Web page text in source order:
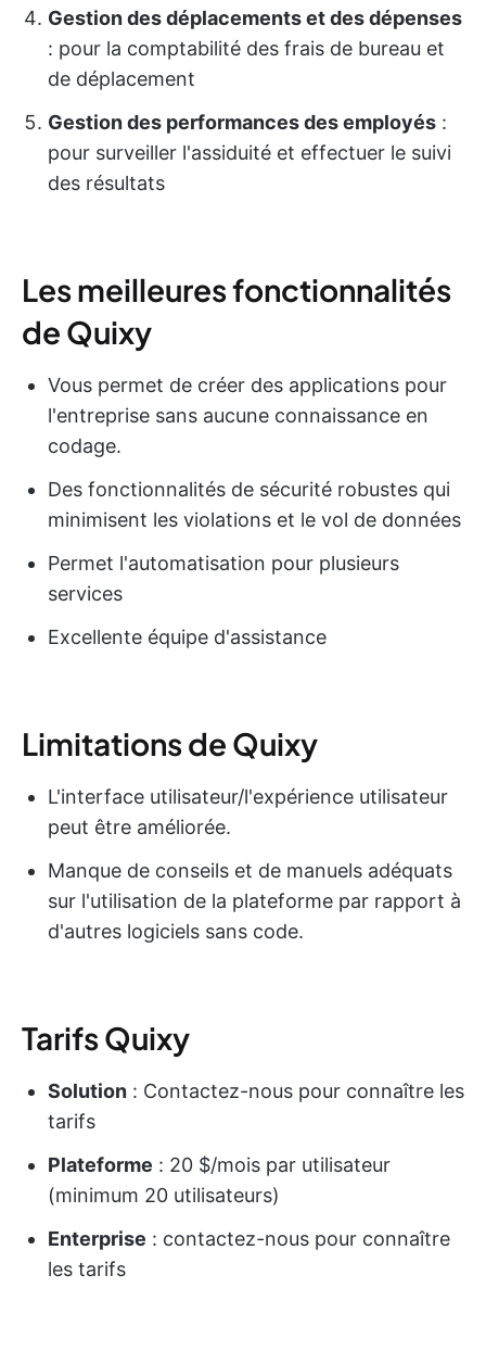
Gestion des déplacements et des dépenses
: pour la comptabilité des frais de bureau et
de déplacement
Gestion des performances des employés :
pour surveiller l'assiduité et effectuer le suivi
des résultats
Les meilleures fonctionnalités
de Quixy
Vous permet de créer des applications pour
l'entreprise sans aucune connaissance en
codage.
Des fonctionnalités de sécurité robustes qui
minimisent les violations et le vol de données
Permet l'automatisation pour plusieurs
services
Excellente équipe d'assistance
Limitations de Quixy
L'interface utilisateur/l'expérience utilisateur
peut être améliorée.
Manque de conseils et de manuels adéquats
sur l'utilisation de la plateforme par rapport à
d'autres logiciels sans code.
Tarifs Quixy
Solution : Contactez-nous pour connaître les
tarifs
Plateforme : 20 $/mois par utilisateur
(minimum 20 utilisateurs)
Enterprise : contactez-nous pour connaître
les tarifs